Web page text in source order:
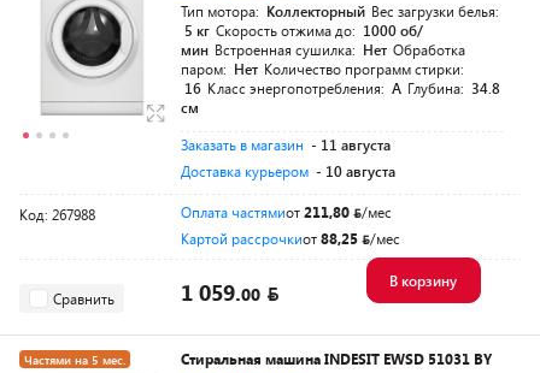
Тип мотора: Коллекторный Вес загрузки белья:
5 кг Скорость отжима до: 1000 об/
мин Встроенная сушилка: Нет Обработка
паром: Нет Количество программ стирки:
16 Класс энергопотребления: A Глубина: 34.8
см
Заказать в магазин - 11 августа
Доставка курьером - 10 августа
Код: 267988 Оплата частямиот211,80
/мес
Картой рассрочкиот88,25 /мес
Сравнить 1 059.00
В корзину
Частями на 5 мес.
Стиральная машина INDESIT EWSD 51031 BY